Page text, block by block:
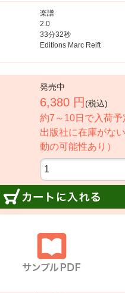
楽譜
2.0
33分32秒
Editions Marc Reift
発売中
6,380 円 (税込)
約7～10日で入荷予
出版社に在庫がな
動の可能性あり）